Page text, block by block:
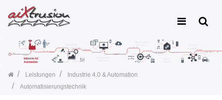
Leistungen
Industrie 4.0 & Automation
Automatisierungstechnik